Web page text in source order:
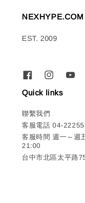
EST. 2009
Quick links
聯繫我們
客服電話 04-
客服時間 週一～週
21:00
台中市北區太平路